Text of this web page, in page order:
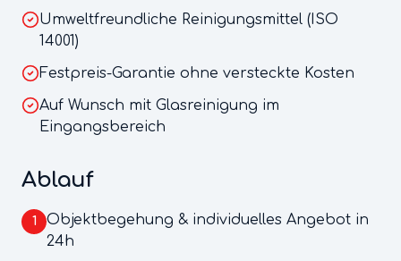
Umweltfreundliche Reinigungsmittel (ISO
14001)
Festpreis-Garantie ohne versteckte Kosten
Auf Wunsch mit Glasreinigung im
Eingangsbereich
Ablauf
1
Objektbegehung & individuelles Angebot in
24h